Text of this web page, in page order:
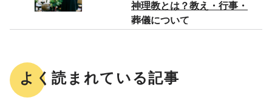
神理教とは？教え・行事・
葬儀について
よく読まれている記事